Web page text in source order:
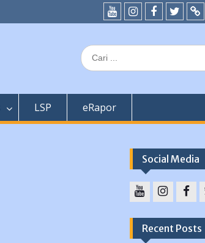
YouTubeinstagram
Facebook
Search
for:
LSP eRapor
Social Media
Recent Posts